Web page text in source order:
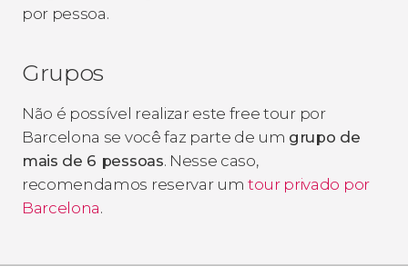
por pessoa.
Grupos
Não é possível realizar este free tour por
Barcelona se você faz parte de um grupo de
mais de 6 pessoas. Nesse caso,
recomendamos reservar um tour privado por
Barcelona.